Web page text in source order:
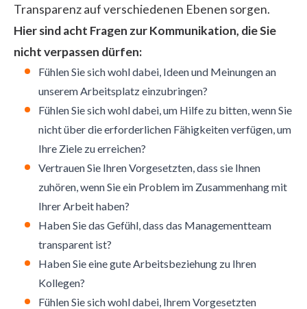
Transparenz auf verschiedenen Ebenen sorgen.
Hier sind acht Fragen zur Kommunikation, die Sie
nicht verpassen dürfen:
Fühlen Sie sich wohl dabei, Ideen und Meinungen an
unserem Arbeitsplatz einzubringen?
Fühlen Sie sich wohl dabei, um Hilfe zu bitten, wenn Sie
nicht über die erforderlichen Fähigkeiten verfügen, um
Ihre Ziele zu erreichen?
Vertrauen Sie Ihren Vorgesetzten, dass sie Ihnen
zuhören, wenn Sie ein Problem im Zusammenhang mit
Ihrer Arbeit haben?
Haben Sie das Gefühl, dass das Managementteam
transparent ist?
Haben Sie eine gute Arbeitsbeziehung zu Ihren
Kollegen?
Fühlen Sie sich wohl dabei, Ihrem Vorgesetzten